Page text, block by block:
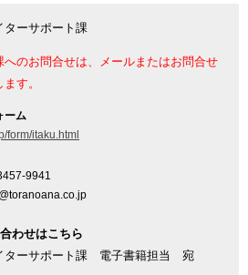
ーサポート課
のお問合せは、メールまたはお問合せ
す。
ーム
form/itaku.html
9941
わせはこちら
ターサポート課 電子書籍担当 宛